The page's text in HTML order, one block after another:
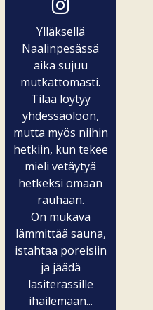
Ylläksellä
Naalinpesässä
aika sujuu
mutkattomasti.
Tilaa löytyy
yhdessäoloon,
mutta myös niihin
hetkiin, kun tekee
mieli vetäytyä
hetkeksi omaan
rauhaan.
On mukava
lämmittää sauna,
istahtaa poreisiin
ja jäädä
lasiterassille
ihailemaan...